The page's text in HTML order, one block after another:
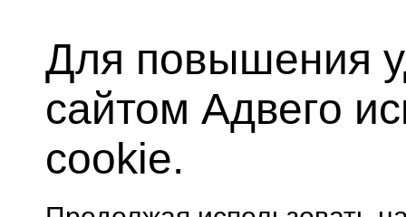
Для повышения
сайтом Адвего
cookie.